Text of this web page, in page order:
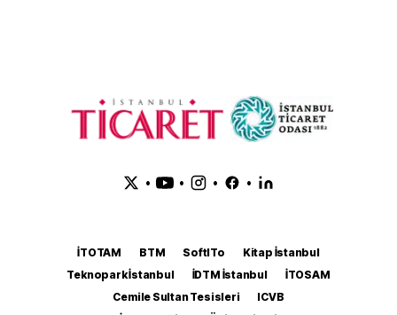
• • • •
İTOTAM BTM SoftITo
Kitap İstanbul
Teknopark İstanbul
İDTM İstanbul
İTOSAM
Cemile Sultan Tesisleri
ICVB